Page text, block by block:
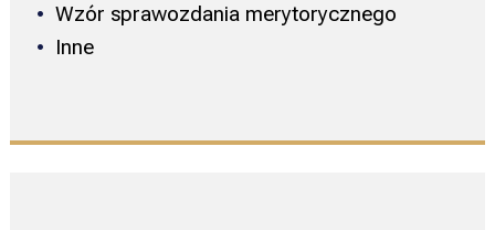
Wzór sprawozdania merytorycznego
Inne